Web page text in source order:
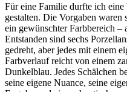
Für eine Familie durfte ich eine
gestalten. Die Vorgaben waren
ein gewünschter Farbbereich –
Entstanden sind sechs
gedreht, aber jedes mit einem
Farbverlauf reicht von einem
Dunkelblau. Jedes Schälchen
seine eigene Nuance, seine